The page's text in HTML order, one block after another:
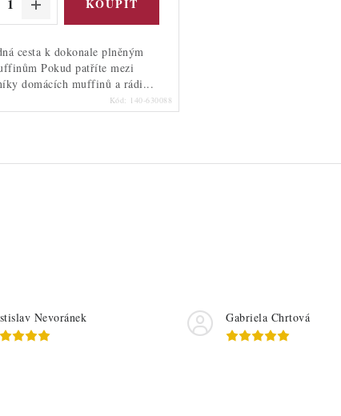
cesta k dokonale plněným
Pokud patříte mezi
domácích muffinů a rádi...
Kód: 140-630088
Nevoránek Gabriela Chrtová